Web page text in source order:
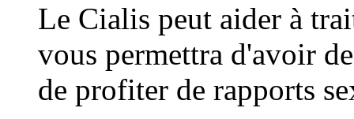
Le Cialis peut aider à
vous permettra d'avoir
de profiter de rapports